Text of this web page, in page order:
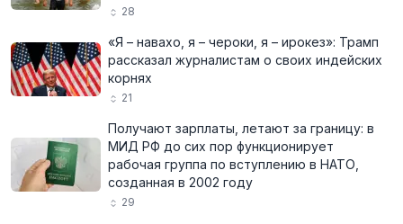
28
«Я – навахо, я – чероки, я – ирокез»: Трамп
рассказал журналистам о своих индейских
корнях
21
Получают зарплаты, летают за границу: в
МИД РФ до сих пор функционирует
рабочая группа по вступлению в НАТО,
созданная в 2002 году
29